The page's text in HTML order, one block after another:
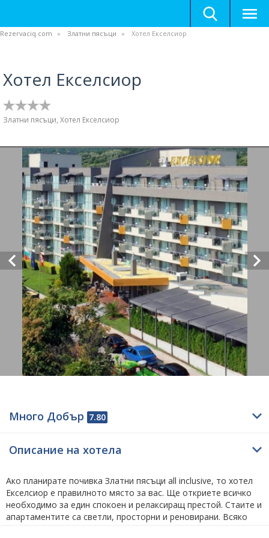
Rezervaciq.com Златни пясъци Хотел Екселсиор
Хотел Екселсиор
Златни пясъци, Хотел Екселсиор
Много Добър 7.80
Описание на хотела
Ако планирате почивка Златни пясъци all inclusive, то хотел
Екселсиор е правилното място за вас. Ще откриете всичко
необходимо за един спокоен и релаксиращ престой. Стаите и
апартаментите са светли, просторни и реновирани. Всяко